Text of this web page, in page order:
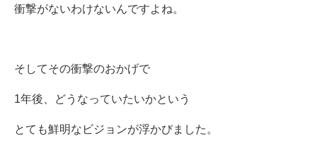
衝撃がないわけないんですよね。
そしてその衝撃のおかげで
1年後、どうなっていたいかという
とても鮮明なビジョンが浮かびました。